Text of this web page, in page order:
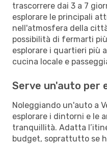
trascorrere dai 3 a 7
esplorare le principali
nell'atmosfera della
possibilità di fermarti
esplorare i quartieri più
cucina locale e
Serve un'auto per
Noleggiando un'auto a
esplorare i dintorni e le
tranquillità. Adatta
budget, soprattutto se